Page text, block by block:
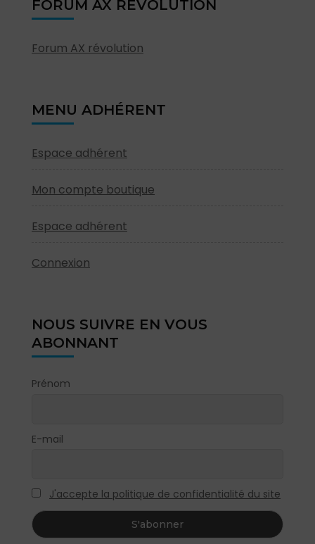
FORUM AX RÉVOLUTION
Forum AX révolution
MENU ADHÉRENT
Espace adhérent
Mon compte boutique
Espace adhérent
Connexion
NOUS SUIVRE EN VOUS
ABONNANT
Prénom
E-mail
J'accepte la politique de confidentialité du site